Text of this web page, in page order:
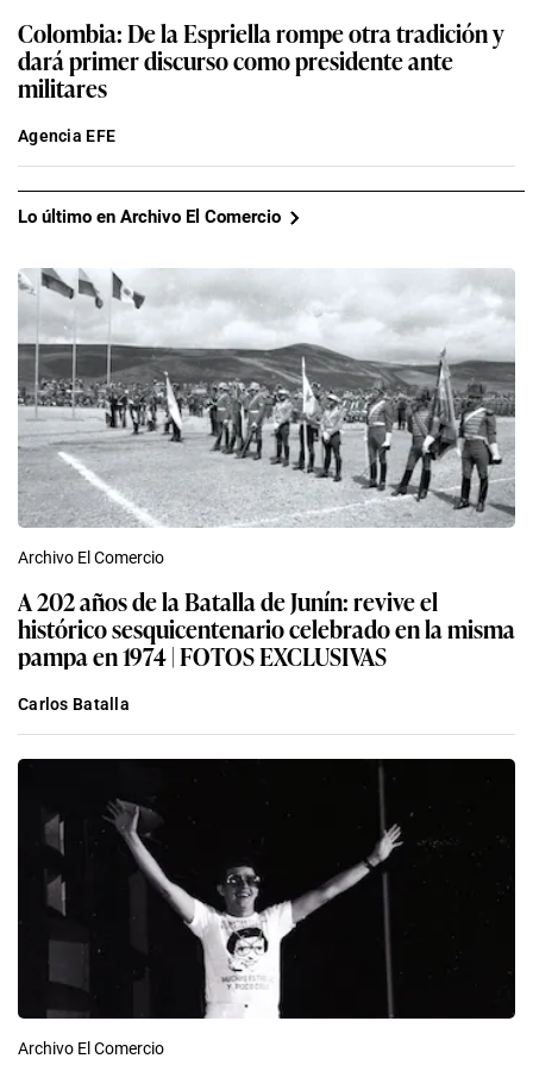
Colombia: De la Espriella rompe otra tradición y
dará primer discurso como presidente ante
militares
Agencia EFE
Lo último en Archivo El Comercio
Archivo El Comercio
A 202 años de la Batalla de Junín: revive el
histórico sesquicentenario celebrado en la misma
pampa en 1974 | FOTOS EXCLUSIVAS
Carlos Batalla
Archivo El Comercio